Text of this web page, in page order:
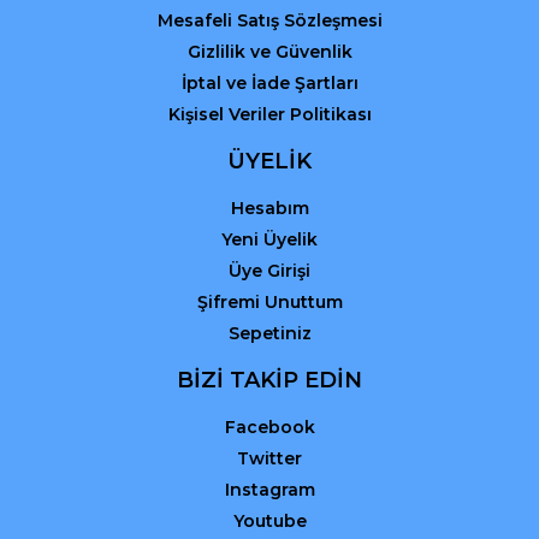
Mesafeli Satış Sözleşmesi
Gizlilik ve Güvenlik
İptal ve İade Şartları
Kişisel Veriler Politikası
ÜYELİK
Hesabım
Yeni Üyelik
Üye Girişi
Şifremi Unuttum
Sepetiniz
BİZİ TAKİP EDİN
Facebook
Twitter
Instagram
Youtube